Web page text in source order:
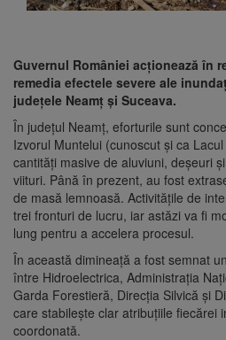
Guvernul României acționează în
remedia efectele severe ale
județele Neamț și Suceava.
În județul Neamț, eforturile sunt
Izvorul Muntelui (cunoscut și ca
cantități masive de aluviuni, deșeuri
viituri. Până în prezent, au fost
de masă lemnoasă. Activitățile de
trei fronturi de lucru, iar astăzi va fi
lung pentru a accelera procesul.
În această dimineață a fost semnat
între Hidroelectrica, Administrația
Garda Forestieră, Direcția Silvică și
care stabilește clar atribuțiile fiecărei
coordonată.